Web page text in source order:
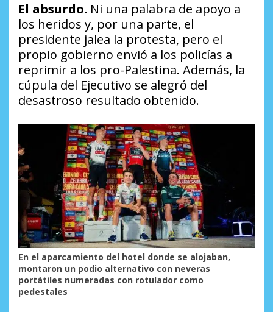
El absurdo. Ni una palabra de apoyo a
los heridos y, por una parte, el
presidente jalea la protesta, pero el
propio gobierno envió a los policías a
reprimir a los pro-Palestina. Además, la
cúpula del Ejecutivo se alegró del
desastroso resultado obtenido.
En el aparcamiento del hotel donde se alojaban,
montaron un podio alternativo con neveras
portátiles numeradas con rotulador como
pedestales